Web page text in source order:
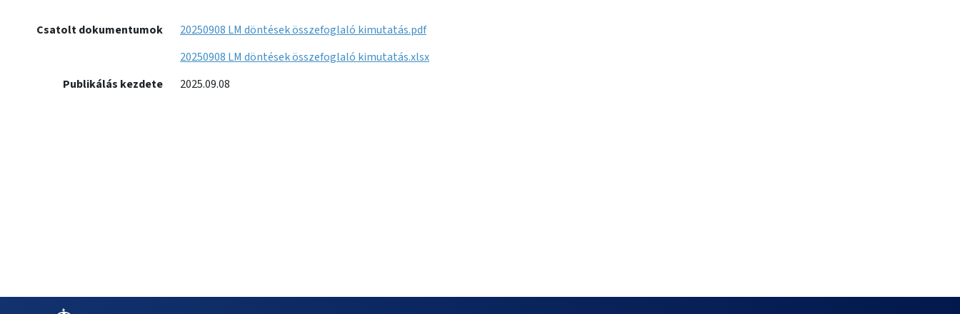
Csatolt dokumentumok
20250908 LM döntések összefoglaló kimutatás.pdf
20250908 LM döntések összefoglaló kimutatás.xlsx
Publikálás kezdete
2025.09.08